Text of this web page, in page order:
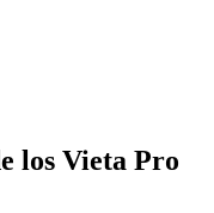
los Vieta Pro